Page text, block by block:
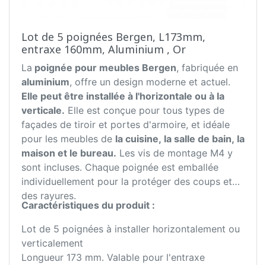
Lot de 5 poignées Bergen, L173mm,
entraxe 160mm, Aluminium , Or
La poignée pour meubles Bergen, fabriquée en
aluminium, offre un design moderne et actuel.
Elle peut être installée à l'horizontale ou à la
verticale. Elle est conçue pour tous types de
façades de tiroir et portes d'armoire, et idéale
pour les meubles de la cuisine, la salle de bain, la
maison et le bureau. Les vis de montage M4 y
sont incluses. Chaque poignée est emballée
individuellement pour la protéger des coups et
des rayures.
Caractéristiques du produit :
Lot de 5 poignées à installer horizontalement ou
verticalement
Longueur 173 mm. Valable pour l'entraxe